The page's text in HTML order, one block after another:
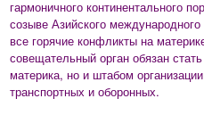
гармоничного континентального
созыве Азийского
все горячие конфликты на
совещательный орган обязан
материка, но и штабом
транспортных и оборонных.